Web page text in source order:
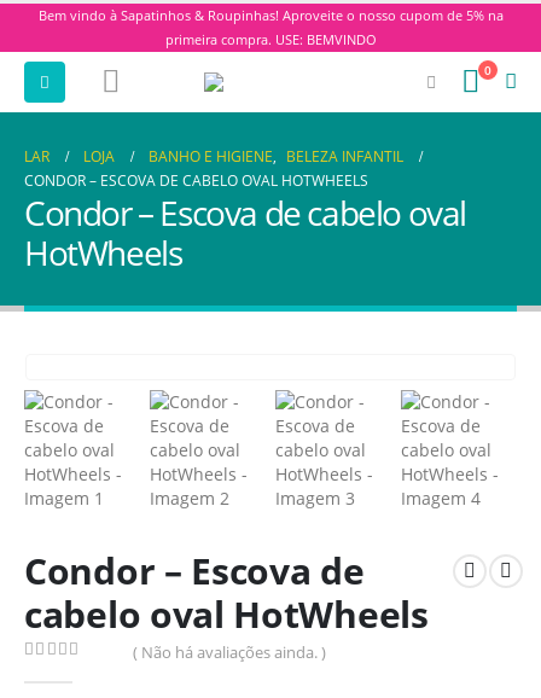
Bem vindo à Sapatinhos & Roupinhas! Aproveite o nosso cupom de 5% na
primeira compra. USE: BEMVINDO
0
LAR LOJA BANHO E HIGIENE, BELEZA INFANTIL
CONDOR – ESCOVA DE CABELO OVAL HOTWHEELS
Condor – Escova de cabelo oval
HotWheels
Condor – Escova de
cabelo oval HotWheels
( Não há avaliações ainda. )